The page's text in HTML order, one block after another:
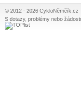
© 2012 - 2026 CykloNěmčík.cz
S dotazy, problémy nebo